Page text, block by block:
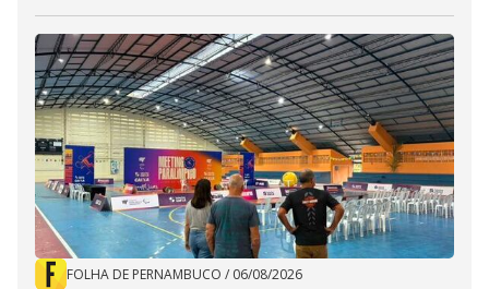
FOLHA DE PERNAMBUCO / 06/08/2026